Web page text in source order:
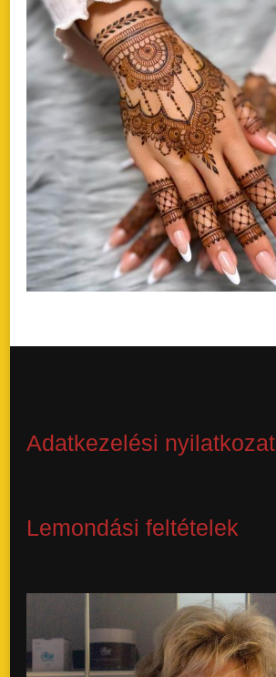
Adatkezelési nyilatkozat
Lemondási feltételek